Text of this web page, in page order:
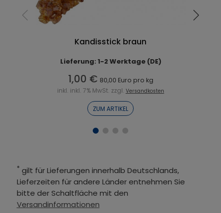
Kandisstick braun
Lieferung: 1-2 Werktage (DE)
1,00 € 80,00 Euro pro kg
inkl. inkl. 7% MwSt. zzgl. Versandkosten
ZUM ARTIKEL
* gilt für Lieferungen innerhalb Deutschlands,
Lieferzeiten für andere Länder entnehmen Sie
bitte der Schaltfläche mit den
Versandinformationen